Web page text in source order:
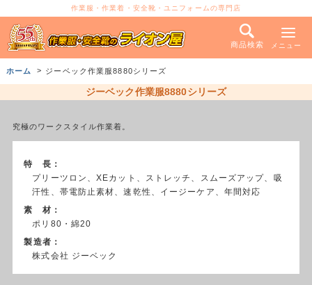
作業服・作業着・安全靴・ユニフォームの専門店
商品検索 メニュー
ホーム ジーベック作業服8880シリーズ
ジーベック作業服8880シリーズ
究極のワークスタイル作業着。
特 長：
プリーツロン、XEカット、ストレッチ、スムーズアップ、吸
汗性、帯電防止素材、速乾性、イージーケア、年間対応
素 材：
ポリ80・綿20
製造者：
株式会社 ジーベック